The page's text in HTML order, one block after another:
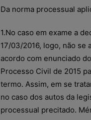
Da norma processual
1.No caso em exame a
17/03/2016, logo, não se
acordo com enunciado
Processo Civil de 2015
termo. Assim, em se
no caso dos autos da
processual precitado.